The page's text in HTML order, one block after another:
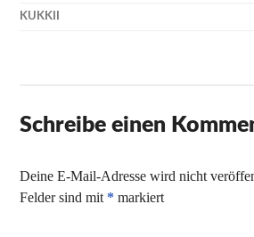
KUKKII
Schreibe einen
Deine E-Mail-Adresse wird nicht
Felder sind mit * markiert